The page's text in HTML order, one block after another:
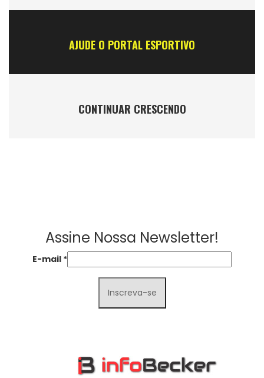
AJUDE O PORTAL ESPORTIVO
CONTINUAR CRESCENDO
Assine Nossa Newsletter!
E-mail *